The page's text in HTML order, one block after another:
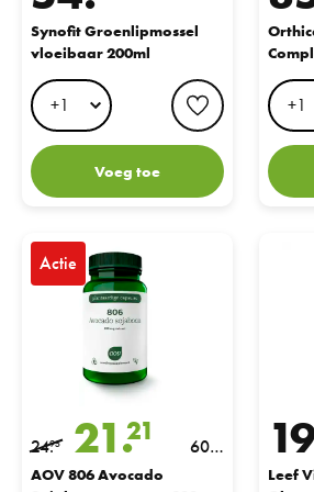
Synofit Groenlipmossel
vloeibaar 200ml
favorite button
Voeg toe
AOV 806 Avocado Sojabonen-extract
Actie
24.
95 21.
21
60
AOV 806 Avocado
Leef